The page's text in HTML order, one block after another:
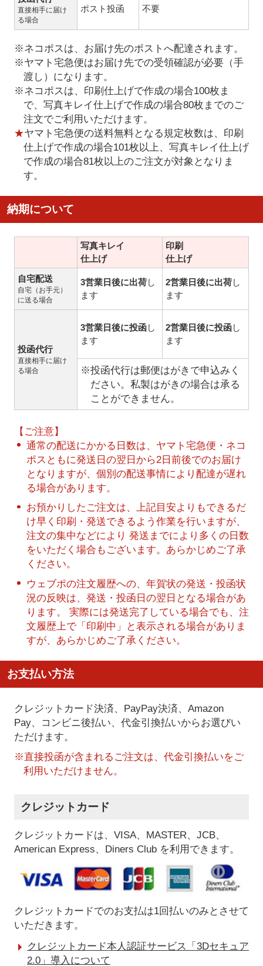
直接相手に届け
る場合
ポスト投函 不要
※ネコポスは、お届け先のポストへ配達されます。
※ヤマト宅急便はお届け先での受領確認が必要（手
渡し）になります。
※ネコポスは、印刷仕上げで作成の場合100枚ま
で、写真キレイ仕上げで作成の場合80枚までのご
注文でご利用いただけます。
★ヤマト宅急便の送料無料となる規定枚数は、印刷
仕上げで作成の場合101枚以上、写真キレイ仕上げ
で作成の場合81枚以上のご注文が対象となりま
す。
納期について
写真キレイ
仕上げ
印刷
仕上げ
自宅配送
自宅（お手元）
に送る場合
3営業日後に出荷し
ます
2営業日後に出荷し
ます
投函代行
直接相手に届け
る場合
3営業日後に投函し
ます
2営業日後に投函し
ます
※投函代行は郵便はがきで申込みく
ださい。私製はがきの場合は承る
ことができません。
【ご注意】
通常の配送にかかる日数は、ヤマト宅急便・ネコ
ポスともに発送日の翌日から2日前後でのお届け
となりますが、個別の配送事情により配達が遅れ
る場合があります。
お預かりしたご注文は、上記目安よりもできるだ
け早く印刷・発送できるよう作業を行いますが、
注文の集中などにより 発送までにより多くの日数
をいただく場合もございます。あらかじめご了承
ください。
ウェブポの注文履歴への、年賀状の発送・投函状
況の反映は、発送・投函日の翌日となる場合があ
ります。 実際には発送完了している場合でも、注
文履歴上で「印刷中」と表示される場合がありま
すが、あらかじめご了承ください。
お支払い方法
クレジットカード決済、PayPay決済、Amazon
Pay、コンビニ後払い、代金引換払いからお選びい
ただけます。
※直接投函が含まれるご注文は、代金引換払いをご
利用いただけません。
クレジットカード
クレジットカードは、VISA、MASTER、JCB、
American Express、Diners Club を利用できます。
クレジットカードでのお支払は1回払いのみとさせて
いただきます。
クレジットカード本人認証サービス「3Dセキュア
2.0」導入について